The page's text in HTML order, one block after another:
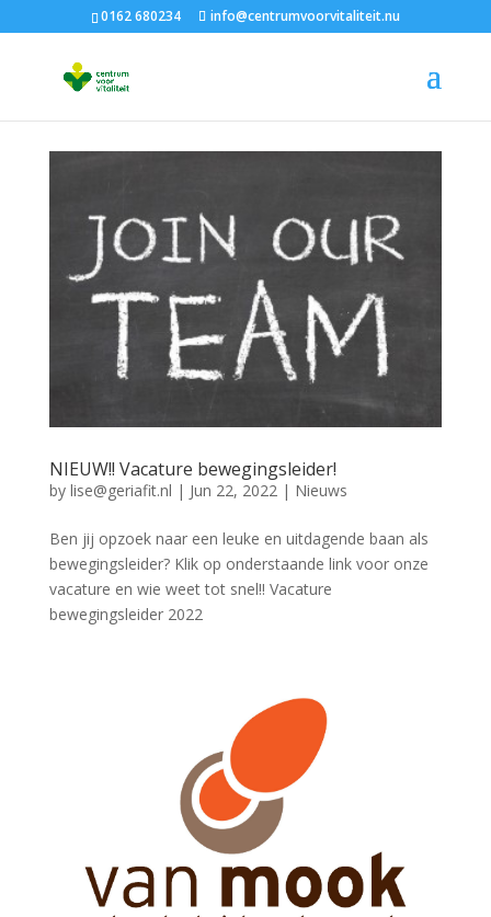
0162 680234 info@centrumvoorvitaliteit.nu
NIEUW!! Vacature bewegingsleider!
by lise@geriafit.nl | Jun 22, 2022| Nieuws
Ben jij opzoek naar een leuke en uitdagende baan als
bewegingsleider? Klik op onderstaande link voor onze
vacature en wie weet tot snel!! Vacature
bewegingsleider 2022